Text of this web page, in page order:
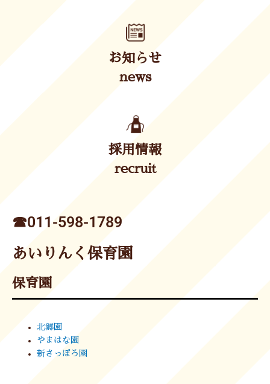
お知らせ
news
採用情報
recruit
☎︎011-598-1789
あいりんく保育園
保育園
北郷園
やまはな園
新さっぽろ園